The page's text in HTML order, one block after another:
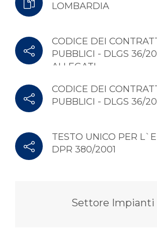
LOMBARDIA
CODICE DEI
PUBBLICI - DLGS 36/
ALLEGATI
CODICE DEI
PUBBLICI - DLGS 36/
TESTO UNICO PER
DPR 380/2001
Settore Impianti